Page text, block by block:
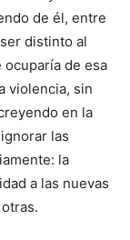
de él, entre
distinto al
ocuparía de esa
violencia, sin
en la
las
la
a las nuevas